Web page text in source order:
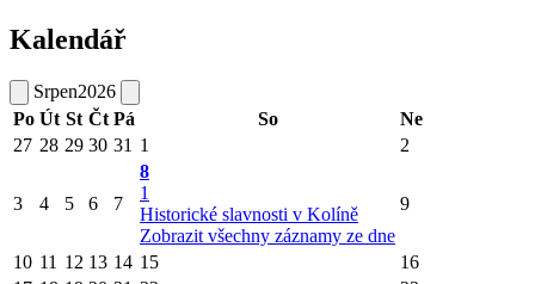
Kalendář
Srpen2026
Po Út St Čt Pá So
Ne
27 28 29 30 31 1 2
3 4 5 6 7
8
1
Historické slavnosti v Kolíně
Zobrazit všechny záznamy ze dne
9
10 11 12 13 14 15
16